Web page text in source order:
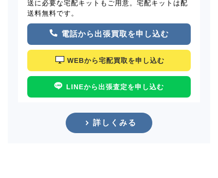
送に必要な宅配キットもご用意。宅配キットは配
送料無料です。
電話から出張買取を申し込む
WEBから宅配買取を申し込む
LINEから出張査定を申し込む
詳しくみる